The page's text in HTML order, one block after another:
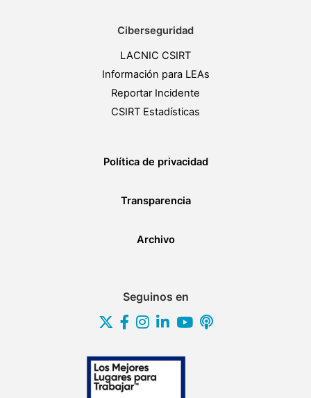
Ciberseguridad
LACNIC CSIRT
Información para LEAs
Reportar Incidente
CSIRT Estadísticas
Política de privacidad
Transparencia
Archivo
Seguinos en